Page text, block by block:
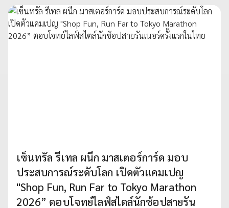
เซ็นทรัล รีเทล ผนึก มาสเตอร์การ์ด มอบ
ประสบการณ์ระดับโลก เปิดตัวแคมเปญ
"Shop Fun, Run Far to Tokyo Marathon
2026” ตอบโจทย์ไลฟ์สไตล์นักช้อปสายรัน